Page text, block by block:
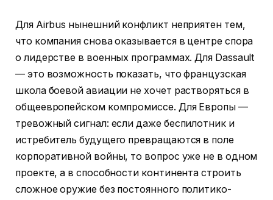
Для Airbus нынешний конфликт неприятен тем,
что компания снова оказывается в центре спора
о лидерстве в военных программах. Для Dassault
— это возможность показать, что французская
школа боевой авиации не хочет растворяться в
общеевропейском компромиссе. Для Европы —
тревожный сигнал: если даже беспилотник и
истребитель будущего превращаются в поле
корпоративной войны, то вопрос уже не в одном
проекте, а в способности континента строить
сложное оружие без постоянного политико-